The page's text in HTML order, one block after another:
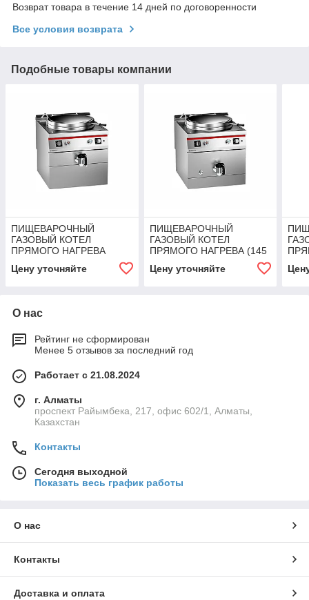
Возврат товара в течение 14 дней по договоренности
Все условия возврата
Подобные товары компании
ПИЩЕВАРОЧНЫЙ
ГАЗОВЫЙ КОТЕЛ
ПРЯМОГО НАГРЕВА
Цену уточняйте
ПИЩЕВАРОЧНЫЙ
ГАЗОВЫЙ КОТЕЛ
ПРЯМОГО НАГРЕВА (145
Цену уточняйте
О нас
Рейтинг не сформирован
Менее 5 отзывов за последний год
Работает с 21.08.2024
г. Алматы
проспект Райымбека, 217, офис 602/1, Алматы,
Казахстан
Контакты
Сегодня выходной
Показать весь график работы
О нас
Контакты
Доставка и оплата